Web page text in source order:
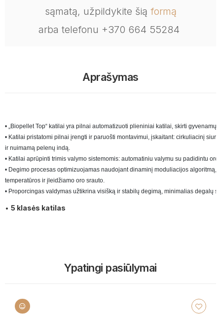
sąmatą, užpildykite šią formą
arba telefonu +370 664 55284
Aprašymas
• „Biopellet Top“ katilai yra pilnai automatizuoti plieniniai katilai, skirti
• Katilai pristatomi pilnai įrengti ir paruošti montavimui, įskaitant: cirkuliacinį
ir nuimamą pelenų indą.
• Katilai aprūpinti trimis valymo sistemomis: automatiniu valymu su padidintu
• Degimo procesas optimizuojamas naudojant dinaminį moduliacijos
temperatūros ir įleidžiamo oro srauto.
• Proporcingas valdymas užtikrina visišką ir stabilų degimą, minimalias degalų
• 5 klasės katilas
Ypatingi pasiūlymai